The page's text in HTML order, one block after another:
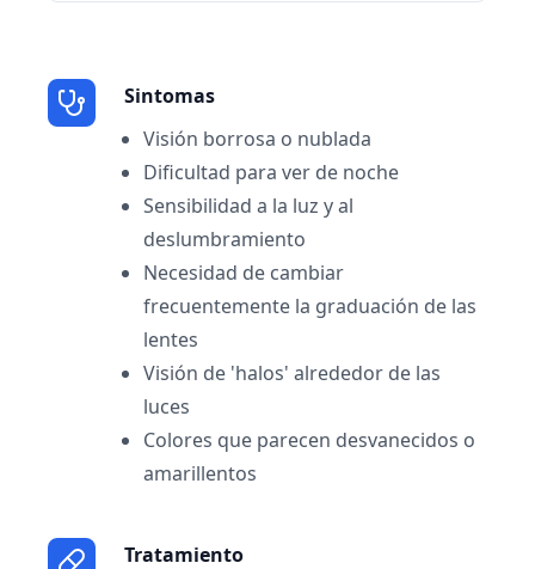
Sintomas
Visión borrosa o nublada
Dificultad para ver de noche
Sensibilidad a la luz y al
deslumbramiento
Necesidad de cambiar
frecuentemente la graduación de las
lentes
Visión de 'halos' alrededor de las
luces
Colores que parecen desvanecidos o
amarillentos
Tratamiento